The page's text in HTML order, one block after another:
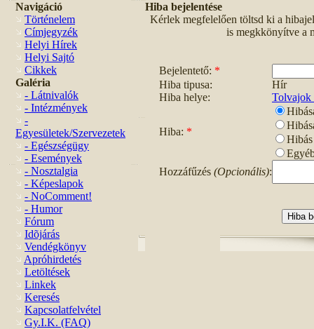
Navigáció
Történelem
Címjegyzék
Helyi Hírek
Helyi Sajtó
Cikkek
Galéria
- Látnivalók
- Intézmények
-
Egyesületek/Szervezetek
- Egészségügy
- Események
- Nosztalgia
- Képeslapok
- NoComment!
- Humor
Fórum
Idõjárás
Vendégkönyv
Apróhirdetés
Letöltések
Linkek
Keresés
Kapcsolatfelvétel
Gy.I.K. (FAQ)
Hiba bejelentése
Kérlek megfelelően töltsd ki a
is megkkönyítve a
Bejelentető: *
Hiba tipusa:
Hír
Hiba helye:
Tolvajok
Hiba: *
Hozzáfűzés (Opcionális):